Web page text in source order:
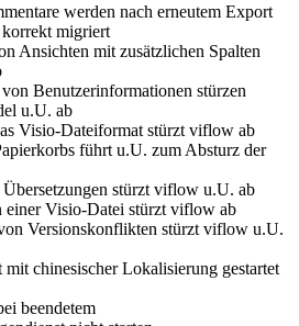
werden nach erneutem Export
migriert
Ansichten mit zusätzlichen Spalten
Benutzerinformationen stürzen
u.U. ab
Visio-Dateiformat stürzt viflow ab
führt u.U. zum Absturz der
stürzt viflow u.U. ab
einer Visio-Datei stürzt viflow ab
Versionskonflikten stürzt viflow u.U.
chinesischer Lokalisierung gestartet
beendetem